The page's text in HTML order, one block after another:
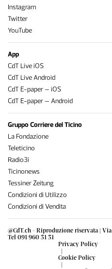
@CdT.ch - Riproduzione riservata |
Tel 091 960 31 31
Privacy Policy
|
Cookie Policy
|
Instagram
Twitter
YouTube
App
CdT Live iOS
CdT Live Android
CdT E-paper – iOS
CdT E-paper – Android
Gruppo Corriere del Ticino
La Fondazione
Teleticino
Radio3i
Ticinonews
Tessiner Zeitung
Condizioni di Utilizzo
Condizioni di Vendita